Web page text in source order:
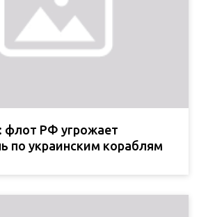
РФ угрожает
по украинским кораблям